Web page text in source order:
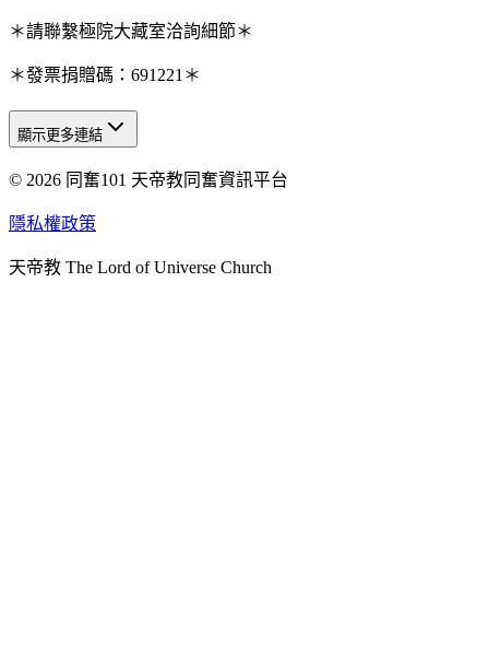
＊請聯繫極院大藏室洽詢細節＊
＊發票捐贈碼：691221＊
天人研究總院
天人研究學院
天人炁功院
顯示更多連結
© 2026 同奮101 天帝教同奮資訊平台
隱私權政策
天帝教 The Lord of Universe Church